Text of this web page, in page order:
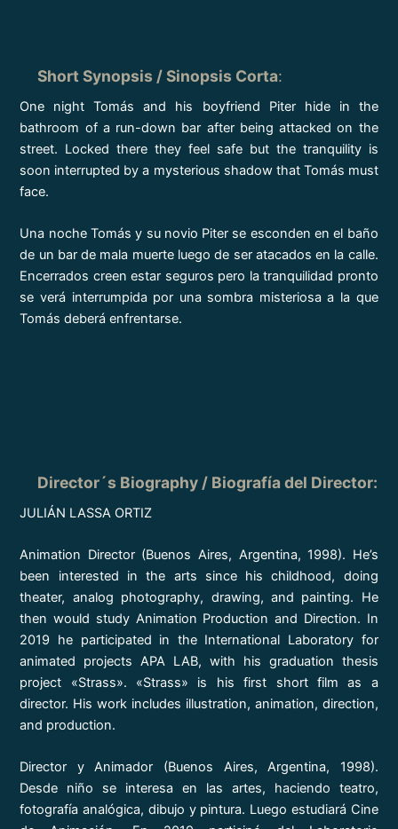
Short Synopsis / Sinopsis Corta:
One night Tomás and his boyfriend Piter hide in the
bathroom of a run-down bar after being attacked on the
street. Locked there they feel safe but the tranquility is
soon interrupted by a mysterious shadow that Tomás must
face.
Una noche Tomás y su novio Piter se esconden en el baño
de un bar de mala muerte luego de ser atacados en la calle.
Encerrados creen estar seguros pero la tranquilidad pronto
se verá interrumpida por una sombra misteriosa a la que
Tomás deberá enfrentarse.
Director´s Biography / Biografía del Director:
JULIÁN LASSA ORTIZ
Animation Director (Buenos Aires, Argentina, 1998). He’s
been interested in the arts since his childhood, doing
theater, analog photography, drawing, and painting. He
then would study Animation Production and Direction. In
2019 he participated in the International Laboratory for
animated projects APA LAB, with his graduation thesis
project «Strass». «Strass» is his first short film as a
director. His work includes illustration, animation, direction,
and production.
Director y Animador (Buenos Aires, Argentina, 1998).
Desde niño se interesa en las artes, haciendo teatro,
fotografía analógica, dibujo y pintura. Luego estudiará Cine